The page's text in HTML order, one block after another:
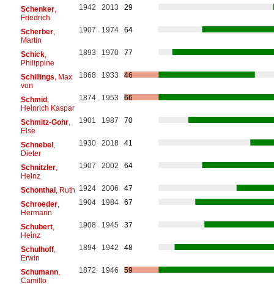
Schenker,
Friedrich
1942 2013 29
Scherber,
Martin
1907 1974 64
Schick,
Philippine
1893 1970 77
Schillings , Max
von
1868 1933 46
Schmid,
Heinrich Kaspar
1874 1953 66
Schmitz-Gohr,
Else
1901 1987 70
Schnebel,
Dieter
1930 2018 41
Schnitzler,
Heinz
1907 2002 64
Schonthal, Ruth 1924 2006
47
Schroeder,
Hermann
1904 1984 67
Schubert,
Heinz
1908 1945 37
Schulhoff,
Erwin
1894 1942 48
Schumann,
Camillo
1872 1946 59